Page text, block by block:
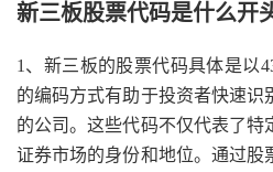
新三板股票代码是什么开
1、新三板的股票代码具体是以
的编码方式有助于投资者快速识
的公司。这些代码不仅代表了特
证券市场的身份和地位。通过股